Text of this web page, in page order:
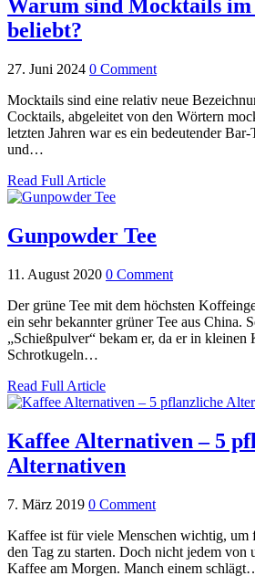
Warum sind Mocktails im
beliebt?
27. Juni 2024 0 Comment
Mocktails sind eine relativ neue
Cocktails, abgeleitet von den Wörtern
letzten Jahren war es ein bedeutender
und…
Read Full Article
Gunpowder Tee
11. August 2020 0 Comment
Der grüne Tee mit dem höchsten
ein sehr bekannter grüner Tee aus China.
„Schießpulver“ bekam er, da er in kleinen
Schrotkugeln…
Read Full Article
Kaffee Alternativen – 5
Alternativen
7. März 2019 0 Comment
Kaffee ist für viele Menschen wichtig, um
den Tag zu starten. Doch nicht jedem von
Kaffee am Morgen. Manch einem